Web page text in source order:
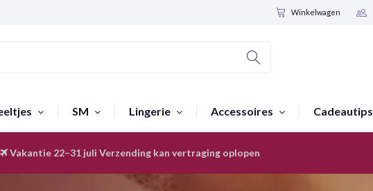
Winkelwagen
SM Lingerie Accessoires Cadeautips
Discreet & Anoniem
Vakantie 22–31 juli Verzending kan vertraging oplopen